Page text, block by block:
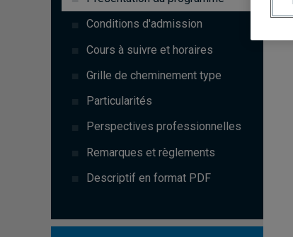
Conditions d'admission
Cours à suivre et horaires
Grille de cheminement type
Particularités
Perspectives professionnelles
Remarques et règlements
Descriptif en format PDF